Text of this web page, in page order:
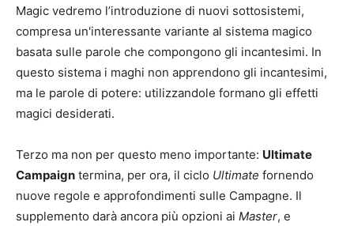
Magic vedremo l’introduzione di nuovi sottosistemi,
compresa un'interessante variante al sistema magico
basata sulle parole che compongono gli incantesimi. In
questo sistema i maghi non apprendono gli incantesimi,
ma le parole di potere: utilizzandole formano gli effetti
magici desiderati.
Terzo ma non per questo meno importante: Ultimate
Campaign termina, per ora, il ciclo Ultimate fornendo
nuove regole e approfondimenti sulle Campagne. Il
supplemento darà ancora più opzioni ai Master, e